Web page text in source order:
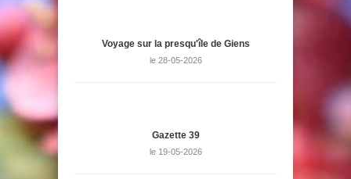
Voyage sur la presqu'île de Giens
le 28-05-2026
Gazette 39
le 19-05-2026